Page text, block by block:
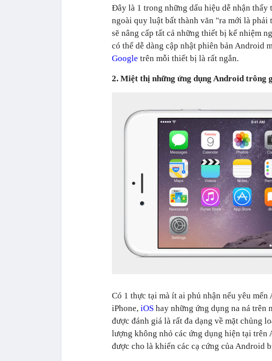
Đây là 1 trong những dấu hiệu dễ nhận
ngoài quy luật bất thành văn "ra mới là
sẽ nâng cấp tất cả những thiết bị kế nhiệm
có thể dễ dàng cập nhật phiên bản Android
Google trên mỗi thiết bị là rất ngắn.
2. Miệt thị những ứng dụng Android trông
Có 1 thực tại mà ít ai phủ nhận nếu yêu
iPhone, iOS hay những ứng dụng na ná trên
được đánh giá là rất đa dạng về mặt chủng
lượng không nhỏ các ứng dụng hiện tại
được cho là khiến các cạ cứng của Android